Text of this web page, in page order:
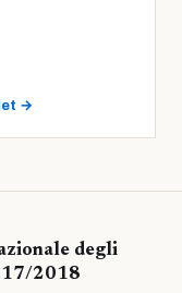
→
degli
2018